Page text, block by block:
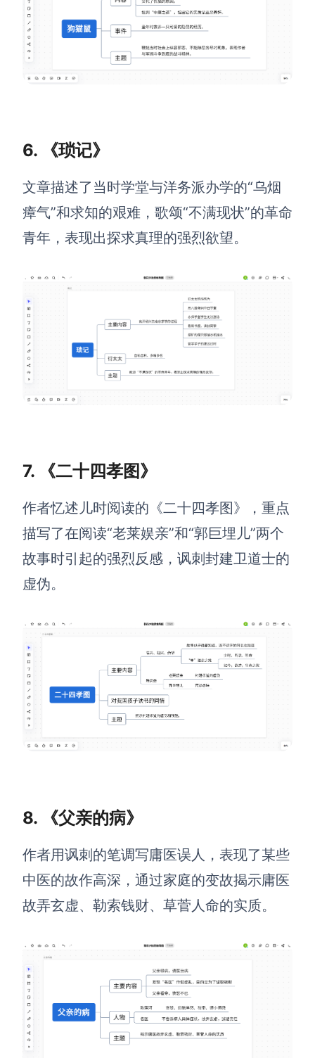
6. 《琐记》
文章描述了当时学堂与洋务派办学的“乌烟
瘴气”和求知的艰难，歌颂“不满现状”的革命
青年，表现出探求真理的强烈欲望。
7. 《二十四孝图》
作者忆述儿时阅读的《二十四孝图》，重点
描写了在阅读“老莱娱亲”和“郭巨埋儿”两个
故事时引起的强烈反感，讽刺封建卫道士的
虚伪。
8. 《父亲的病》
作者用讽刺的笔调写庸医误人，表现了某些
中医的故作高深，通过家庭的变故揭示庸医
故弄玄虚、勒索钱财、草菅人命的实质。